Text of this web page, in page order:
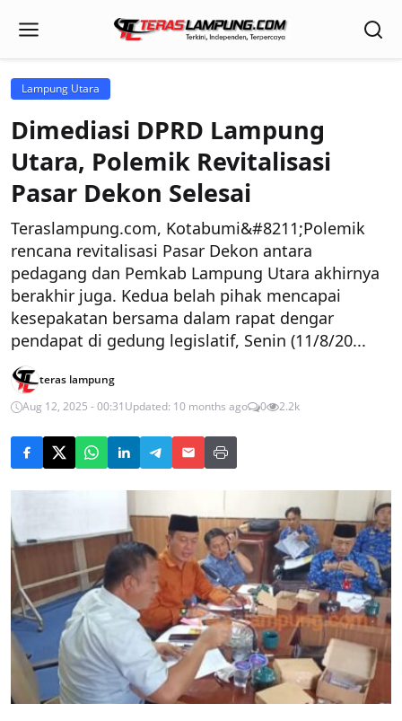
Lampung Utara
Dimediasi DPRD Lampung
Utara, Polemik Revitalisasi
Pasar Dekon Selesai
Teraslampung.com, Kotabumi&#8211;Polemik
rencana revitalisasi Pasar Dekon antara
pedagang dan Pemkab Lampung Utara akhirnya
berakhir juga. Kedua belah pihak mencapai
kesepakatan bersama dalam rapat dengar
pendapat di gedung legislatif, Senin (11/8/20...
teras lampung
Aug 12, 2025 - 00:31 Updated: 10 months ago 0 2.2k